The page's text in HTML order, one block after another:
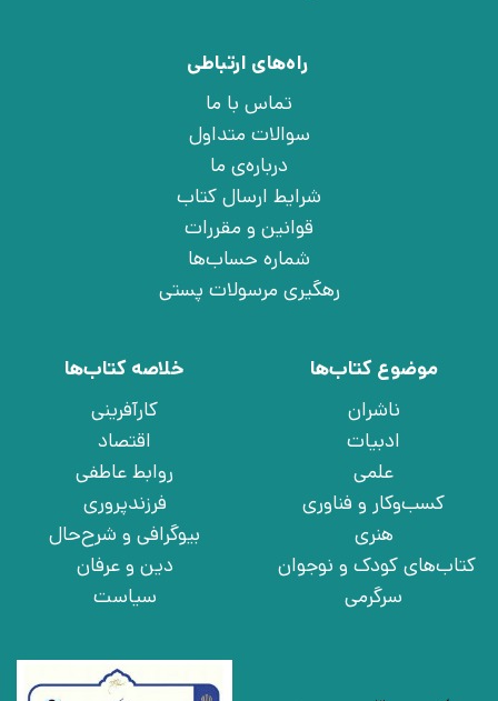
راه‌های ارتباطی
تماس با ما
سوالات متداول
درباره‌ی ما
شرایط ارسال کتاب
قوانین و مقررات
شماره حساب‌ها
رهگیری مرسولات پستی
موضوع کتاب‌ها
ناشران
ادبیات
علمی
کسب‌وکار و فناوری
هنری
کتاب‌های کودک و نوجوان
سرگرمی
خلاصه کتاب‌ها
کارآفرینی
اقتصاد
روابط عاطفی
فرزندپروری
بیوگرافی و شرح‌حال
دین و عرفان
سیاست